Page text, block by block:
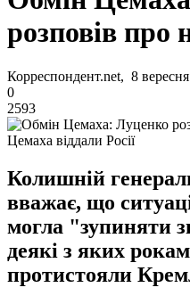
розповів про
Корреспондент.net, 8
0
2593
Цемаха віддали Росії
Колишній
вважає, що
могла "зупиняти
деякі з яких
протистояли